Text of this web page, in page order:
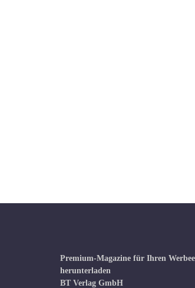
Premium-Magazine für Ihren
herunterladen
BT Verlag GmbH